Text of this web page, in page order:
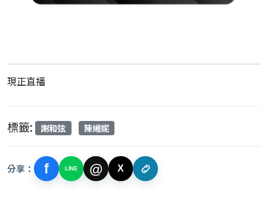
現正直播
標籤: 謝和弦 陳緗妮
分享： f LINE @ X